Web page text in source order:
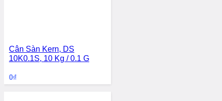
Cân Sàn Kern, DS
10K0.1S, 10 Kg / 0.1 G
0₫